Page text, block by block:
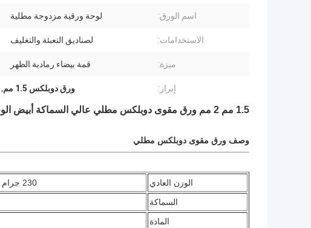
اسم الورق: لوحة ورقية مزدوجة مطلية
الاستخدامات: لصناديق التعبئة والتغليف
ميزة: قمة بيضاء رمادية الظهر
إبراز: ورق دوبلكس 1.5 مم ,
1.5 مم 2 مم ورق مقوى دوبلكس مطلي عالي السماكة أبيض الوجه رمادي الظهر
وصف ورق مقوى دوبلكس مطلي
الوزن العادي
230 جرام لكل متر مربع - 150 جرام لكل متر مربع
السماكة
المادة